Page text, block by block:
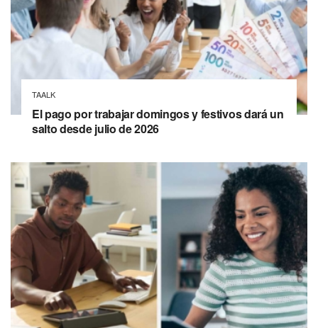
TAALK
El pago por trabajar domingos y festivos dará un
salto desde julio de 2026